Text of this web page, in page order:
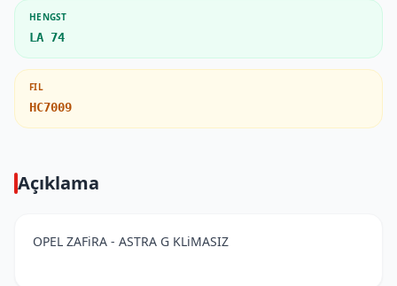
HENGST
LA 74
FIL
HC7009
Açıklama
OPEL ZAFiRA - ASTRA G KLiMASIZ